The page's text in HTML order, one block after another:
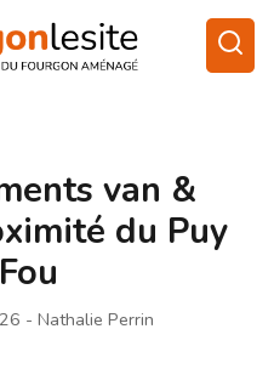
van &
du Puy
- Nathalie Perrin